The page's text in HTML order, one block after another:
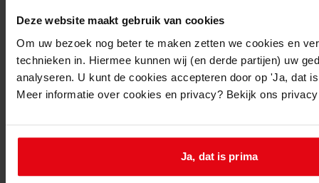
Deze website maakt gebruik van cookies
Om uw bezoek nog beter te maken zetten we cookies en
technieken in. Hiermee kunnen wij (en derde partijen) uw
analyseren. U kunt de cookies accepteren door op 'Ja, dat
Meer informatie over cookies en privacy? Bekijk ons
Ja, dat is prima
Printen
duurzaam webadres
Inventaris